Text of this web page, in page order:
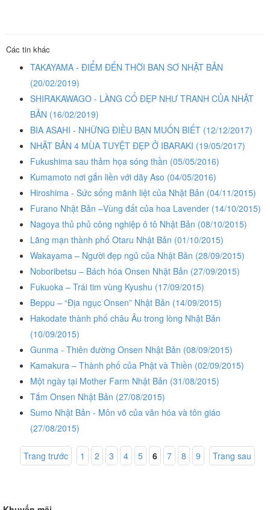
Các tin khác
TAKAYAMA - ĐIỂM ĐẾN THỜI BAN SƠ NHẬT BẢN
(20/02/2019)
SHIRAKAWAGO - LÀNG CỔ ĐẸP NHƯ TRANH CỦA NHẬT
BẢN (16/02/2019)
BIA ASAHI - NHỮNG ĐIỀU BẠN MUỐN BIẾT (12/12/2017)
NHẬT BẢN 4 MÙA TUYỆT ĐẸP Ở IBARAKI (19/05/2017)
Fukushima sau thảm họa sóng thần (05/05/2016)
Kumamoto nơi gắn liền với dãy Aso (04/05/2016)
Hiroshima - Sức sống mãnh liệt của Nhật Bản (04/11/2015)
Furano Nhật Bản –Vùng đất của hoa Lavender (14/10/2015)
Nagoya thủ phủ công nghiệp ô tô Nhật Bản (08/10/2015)
Lãng mạn thành phố Otaru Nhật Bản (01/10/2015)
Wakayama – Người đẹp ngủ của Nhật Bản (28/09/2015)
Noboribetsu – Bách hóa Onsen Nhật Bản (27/09/2015)
Fukuoka – Trái tim vùng Kyushu (17/09/2015)
Beppu – “Địa ngục Onsen” Nhật Bản (14/09/2015)
Hakodate thành phố châu Âu trong lòng Nhật Bản
(10/09/2015)
Gunma - Thiên đường Onsen Nhật Bản (08/09/2015)
Kamakura – Thành phố của Phật và Thiền (02/09/2015)
Một ngày tại Mother Farm Nhật Bản (31/08/2015)
Tắm Onsen Nhật Bản (27/08/2015)
Sumo Nhật Bản - Môn võ của văn hóa và tôn giáo
(27/08/2015)
Trang trước 1 2 3 4 5 6 7 8 9 Trang sau